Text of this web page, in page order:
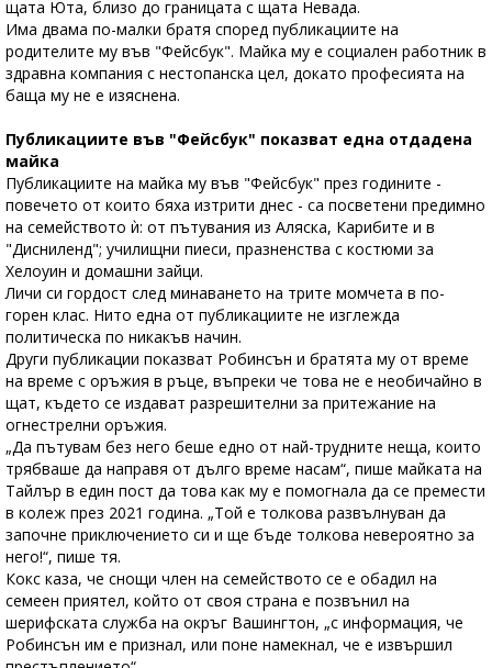
щата Юта, близо до границата с щата Невада.
Има двама по-малки братя според публикациите на
родителите му във "Фейсбук". Майка му е социален работник в
здравна компания с нестопанска цел, докато професията на
баща му не е изяснена.
Публикациите във "Фейсбук" показват една отдадена
майка
Публикациите на майка му във "Фейсбук" през годините -
повечето от които бяха изтрити днес - са посветени предимно
на семейството ѝ: от пътувания из Аляска, Карибите и в
"Дисниленд"; училищни пиеси, празненства с костюми за
Хелоуин и домашни зайци.
Личи си гордост след минаването на трите момчета в по-
горен клас. Нито една от публикациите не изглежда
политическа по никакъв начин.
Други публикации показват Робинсън и братята му от време
на време с оръжия в ръце, въпреки че това не е необичайно в
щат, където се издават разрешителни за притежание на
огнестрелни оръжия.
„Да пътувам без него беше едно от най-трудните неща, които
трябваше да направя от дълго време насам“, пише майката на
Тайлър в един пост да това как му е помогнала да се премести
в колеж през 2021 година. „Той е толкова развълнуван да
започне приключението си и ще бъде толкова невероятно за
него!“, пише тя.
Кокс каза, че снощи член на семейството се е обадил на
семеен приятел, който от своя страна е позвънил на
шерифската служба на окръг Вашингтон, „с информация, че
Робинсън им е признал, или поне намекнал, че е извършил